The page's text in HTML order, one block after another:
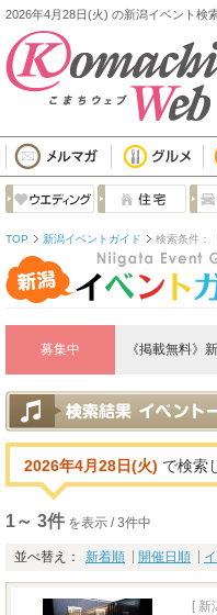
2026年4月28日(火) の新潟イベント検
TOP 新潟イベントガイド 検索条件：
募集中 《掲載無料》
2026年4月28日(火) で検索
1～ 3件 を表示 / 3件中
並べ替え： 新着順 開催日順
[ 新